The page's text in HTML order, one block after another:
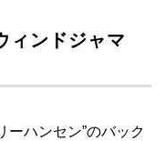
ィンドジャマ
ハンセン”のバック